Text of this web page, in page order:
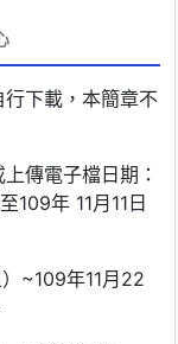
下載，本簡章不
傳電子檔日期：
109年 11月11日
~109年11月22